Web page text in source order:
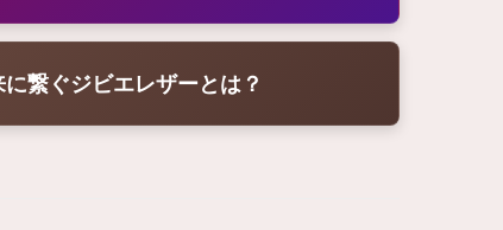
繋ぐジビエレザーとは？